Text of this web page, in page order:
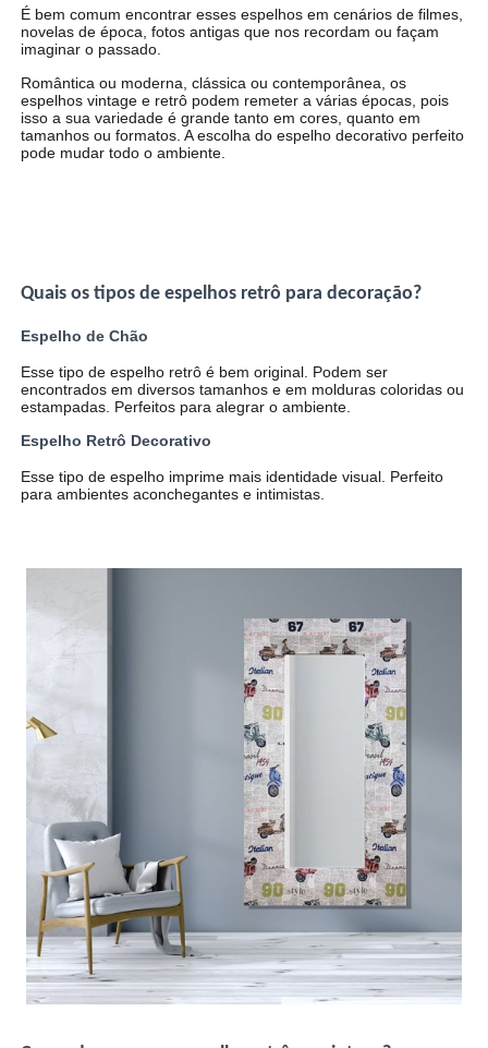
É bem comum encontrar esses espelhos em cenários de filmes,
novelas de época, fotos antigas que nos recordam ou façam
imaginar o passado.
Romântica ou moderna, clássica ou contemporânea, os
espelhos vintage e retrô podem remeter a várias épocas, pois
isso a sua variedade é grande tanto em cores, quanto em
tamanhos ou formatos. A escolha do espelho decorativo perfeito
pode mudar todo o ambiente.
Quais os tipos de espelhos retrô para decoração?
Espelho de Chão
Esse tipo de espelho retrô é bem original. Podem ser
encontrados em diversos tamanhos e em molduras coloridas ou
estampadas. Perfeitos para alegrar o ambiente.
Espelho Retrô Decorativo
Esse tipo de espelho imprime mais identidade visual. Perfeito
para ambientes aconchegantes e intimistas.